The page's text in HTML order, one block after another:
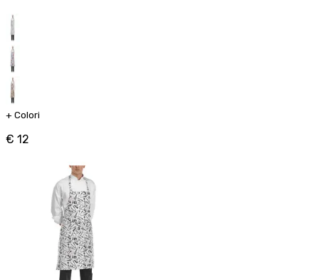
+ Colori
€ 12